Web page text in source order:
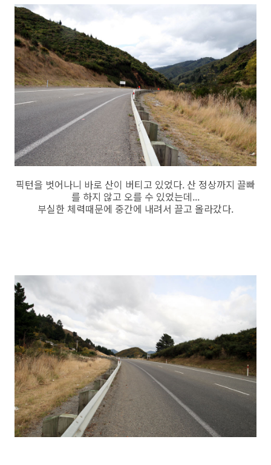
픽턴을 벗어나니 바로 산이 버티고 있었다. 산 정상까지 끌빠
를 하지 않고 오를 수 있었는데...
부실한 체력때문에 중간에 내려서 끌고 올라갔다.